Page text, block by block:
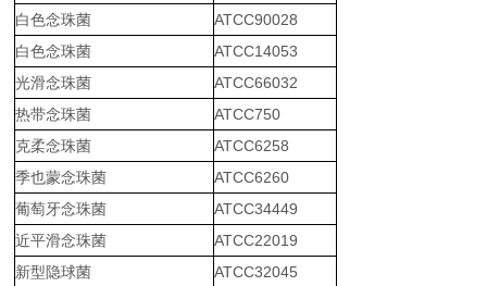
白色念珠菌
ATCC90028
白色念珠菌
ATCC14053
光滑念珠菌
ATCC66032
热带念珠菌
ATCC750
克柔念珠菌
ATCC6258
季也蒙念珠菌
ATCC6260
葡萄牙念珠菌
ATCC34449
近平滑念珠菌
ATCC22019
新型隐球菌
ATCC32045